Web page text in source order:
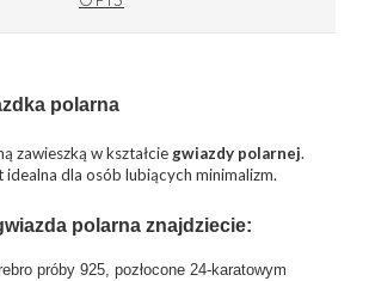
polarna
zawieszką w kształciegwiazdy polarnej.
idealna dla osób lubiących minimalizm.
polarna znajdziecie:
próby 925, pozłocone 24-karatowym